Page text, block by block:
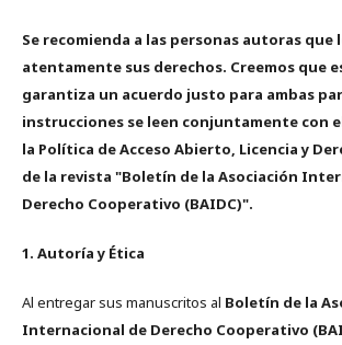
Se recomienda a las personas autoras que
atentamente sus derechos. Creemos que
garantiza un acuerdo justo para ambas
instrucciones se leen conjuntamente con
la Política de Acceso Abierto, Licencia y
de la revista "Boletín de la Asociación
Derecho Cooperativo (BAIDC)".
1. Autoría y Ética
Al entregar sus manuscritos al Boletín de la
Internacional de Derecho Cooperativo